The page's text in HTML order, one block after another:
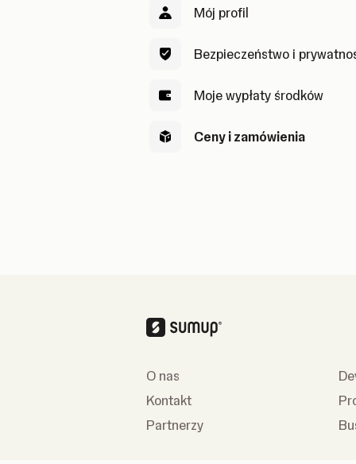
Mój profil
Bezpieczeństwo i
Moje wypłaty środków
Ceny i zamówienia
O nas
Kontakt
Partnerzy